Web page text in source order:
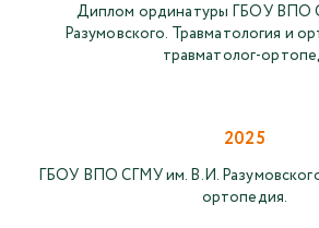
Диплом ординатуры ГБОУ ВПО
Разумовского. Травматология и
травматолог-
2025
ГБОУ ВПО СГМУ им. В.И.
ортопедия.